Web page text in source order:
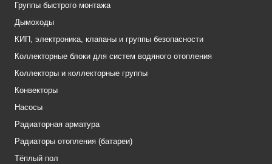
Группы быстрого монтажа
Дымоходы
КИП, электроника, клапаны и группы безопасности
Коллекторные блоки для систем водяного отопления
Коллекторы и коллекторные группы
Конвекторы
Насосы
Радиаторная арматура
Радиаторы отопления (батареи)
Тёплый пол